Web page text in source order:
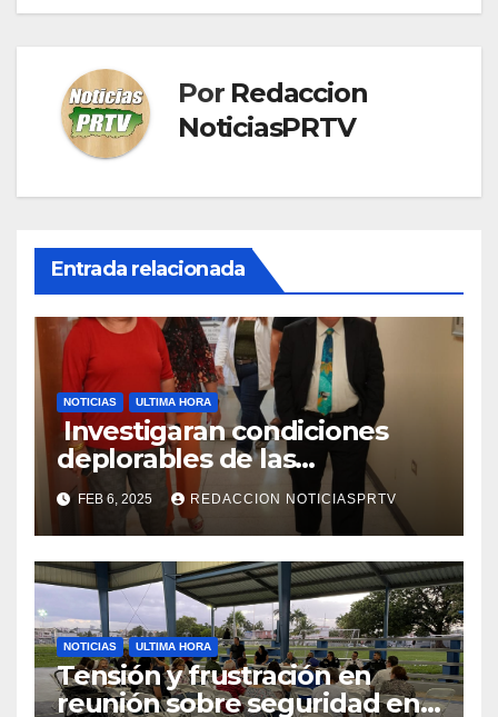
Por Redaccion
NoticiasPRTV
Entrada relacionada
NOTICIAS ULTIMA HORA
Investigaran condiciones
deplorables de las
facilidades el Departamento
de la Salud en Mayagüez
FEB 6, 2025 REDACCION NOTICIASPRTV
NOTICIAS ULTIMA HORA
Tensión y frustración en
reunión sobre seguridad en